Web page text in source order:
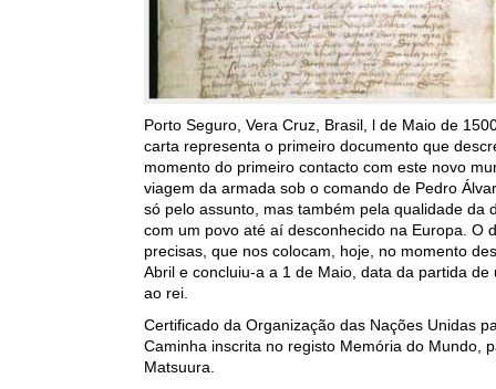
Porto Seguro, Vera Cruz, Brasil, l de Maio de
carta representa o primeiro documento que
momento do primeiro contacto com este novo
viagem da armada sob o comando de Pedro
só pelo assunto, mas também pela qualidade
com um povo até aí desconhecido na Europa. O
precisas, que nos colocam, hoje, no momento
Abril e concluiu-a a 1 de Maio, data da partida
ao rei.
Certificado da Organização das Nações Unidas
Caminha inscrita no registo Memória do Mundo,
Matsuura.